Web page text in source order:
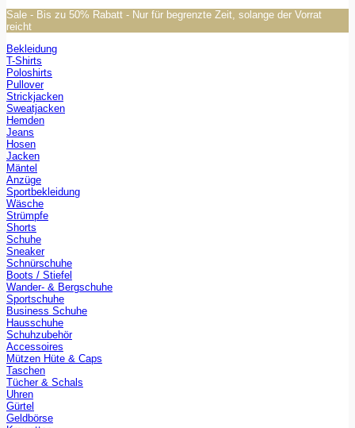
Sale - Bis zu 50% Rabatt - Nur für begrenzte Zeit, solange der Vorrat
reicht
Bekleidung
T-Shirts
Poloshirts
Pullover
Strickjacken
Sweatjacken
Hemden
Jeans
Hosen
Jacken
Mäntel
Anzüge
Sportbekleidung
Wäsche
Strümpfe
Shorts
Schuhe
Sneaker
Schnürschuhe
Boots / Stiefel
Wander- & Bergschuhe
Sportschuhe
Business Schuhe
Hausschuhe
Schuhzubehör
Accessoires
Mützen Hüte & Caps
Taschen
Tücher & Schals
Uhren
Gürtel
Geldbörse